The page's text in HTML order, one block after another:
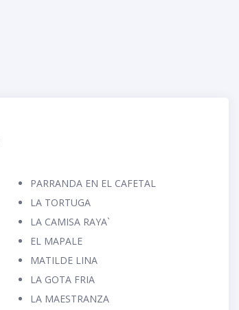
PARRANDA EN EL CAFETAL
LA TORTUGA
LA CAMISA RAYA`
EL MAPALE
MATILDE LINA
LA GOTA FRIA
LA MAESTRANZA